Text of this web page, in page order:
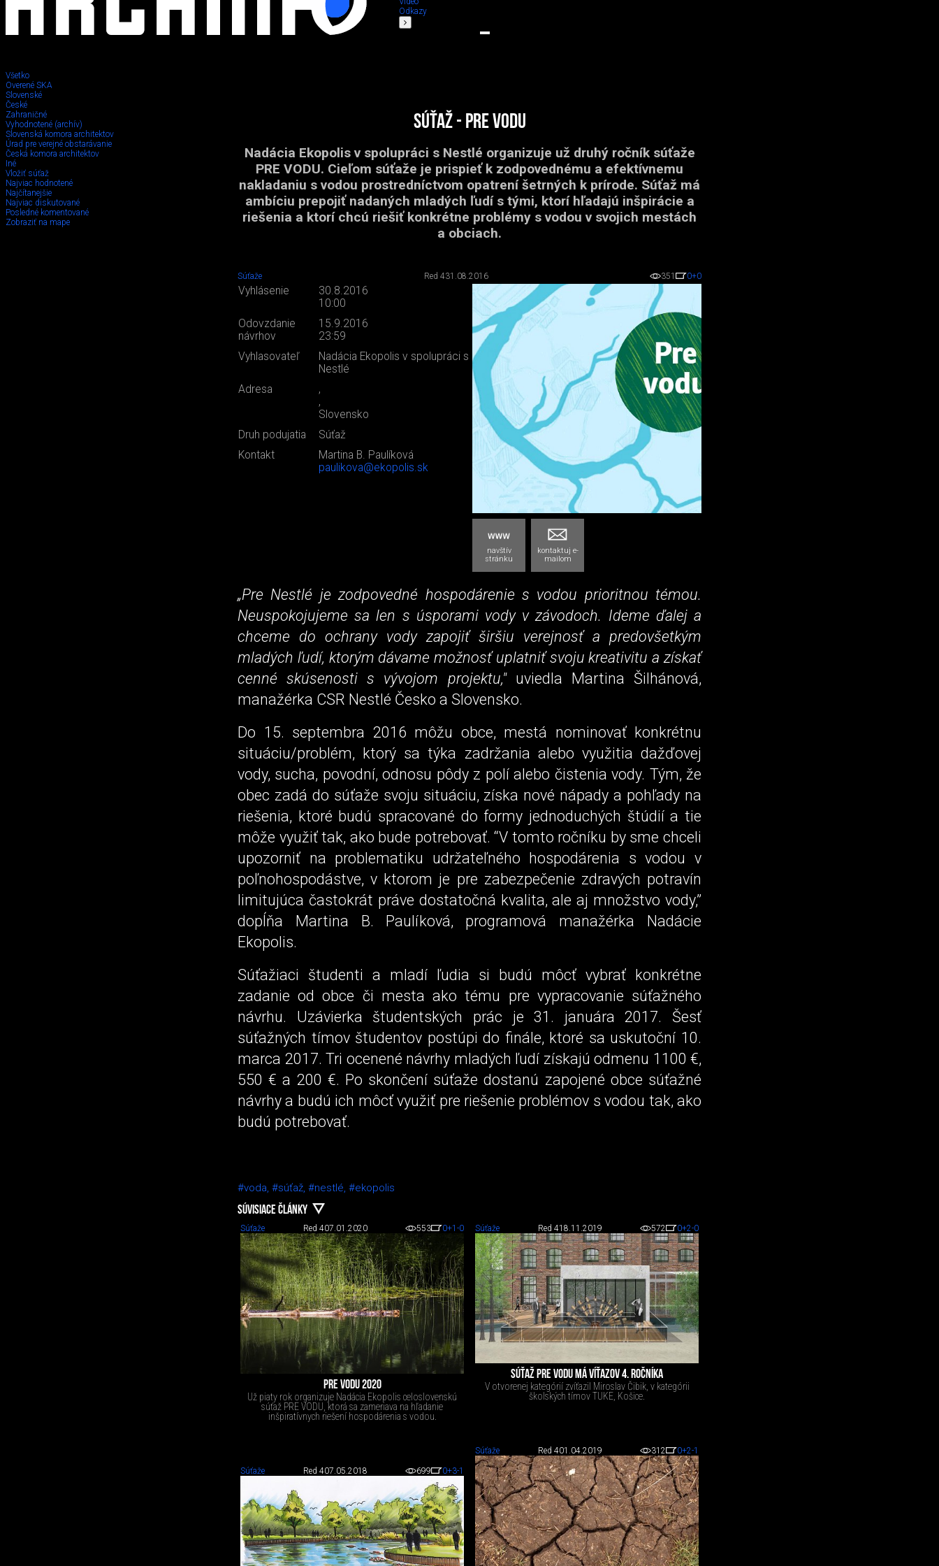
Odkazy
Všetko
Overené SKA
Slovenské
České
Zahraničné
Vyhodnotené (archív)
Slovenská komora architektov
Úrad pre verejné obstarávanie
Česká komora architektov
Iné
Vložiť súťaž
Najviac hodnotené
Najčítanejšie
Najviac diskutované
Posledné komentované
Zobraziť na mape
Súťaž - Pre vodu
Nadácia Ekopolis v spolupráci s Nestlé organizuje už druhý ročník súťaže
PRE VODU. Cieľom súťaže je prispieť k zodpovednému a efektívnemu
nakladaniu s vodou prostredníctvom opatrení šetrných k prírode. Súťaž má
ambíciu prepojiť nadaných mladých ľudí s tými, ktorí hľadajú inšpirácie a
riešenia a ktorí chcú riešiť konkrétne problémy s vodou v svojich mestách
a obciach.
Súťaže Red 431.08.2016 351 0+0
Vyhlásenie
30.8.2016
10:00
Odovzdanie
návrhov
15.9.2016
23:59
Vyhlasovateľ
Nadácia Ekopolis v spolupráci s
Nestlé
Adresa
,
,
Slovensko
Druh podujatia
Súťaž
Kontakt
Martina B. Paulíková
paulikova@ekopolis.sk
navštív
stránku
kontaktuj e-
mailom
„Pre Nestlé je zodpovedné hospodárenie s vodou prioritnou témou.
Neuspokojujeme sa len s úsporami vody v závodoch. Ideme ďalej a
chceme do ochrany vody zapojiť širšiu verejnosť a predovšetkým
mladých ľudí, ktorým dávame možnosť uplatniť svoju kreativitu a získať
cenné skúsenosti s vývojom projektu,"uviedla Martina Šilhánová,
manažérka CSR Nestlé Česko a Slovensko.
Do 15. septembra 2016 môžu obce, mestá nominovať konkrétnu
situáciu/problém, ktorý sa týka zadržania alebo využitia dažďovej
vody, sucha, povodní, odnosu pôdy z polí alebo čistenia vody. Tým, že
obec zadá do súťaže svoju situáciu, získa nové nápady a pohľady na
riešenia, ktoré budú spracované do formy jednoduchých štúdií a tie
môže využiť tak, ako bude potrebovať. “V tomto ročníku by sme chceli
upozorniť na problematiku udržateľného hospodárenia s vodou v
poľnohospodástve, v ktorom je pre zabezpečenie zdravých potravín
limitujúca častokrát práve dostatočná kvalita, ale aj množstvo vody,”
dopĺňa Martina B. Paulíková, programová manažérka Nadácie
Ekopolis.
Súťažiaci študenti a mladí ľudia si budú môcť vybrať konkrétne
zadanie od obce či mesta ako tému pre vypracovanie súťažného
návrhu. Uzávierka študentských prác je 31. januára 2017. Šesť
súťažných tímov študentov postúpi do finále, ktoré sa uskutoční 10.
marca 2017. Tri ocenené návrhy mladých ľudí získajú odmenu 1100 €,
550 € a 200 €. Po skončení súťaže dostanú zapojené obce súťažné
návrhy a budú ich môcť využiť pre riešenie problémov s vodou tak, ako
budú potrebovať.
#voda, #súťaž, #nestlé, #ekopolis
SÚVISIACE ČLÁNKY
Súťaže Red 407.01.2020 553 0+1 -0
PRE VODU 2020
Už piaty rok organizuje Nadácia Ekopolis celoslovenskú
súťaž PRE VODU, ktorá sa zameriava na hľadanie
inšpiratívnych riešení hospodárenia s vodou.
Súťaže Red 418.11.2019 572 0+2-0
SÚŤAŽ PRE VODU MÁ VÍŤAZOV 4. ROČNÍKA
V otvorenej kategórií zvíťazil Miroslav Čibik, v kategórii
školských tímov TUKE, Košice.
Súťaže Red 401.04.2019 312 0+2-1
Súťaže Red 407.05.2018 699 0+3-1